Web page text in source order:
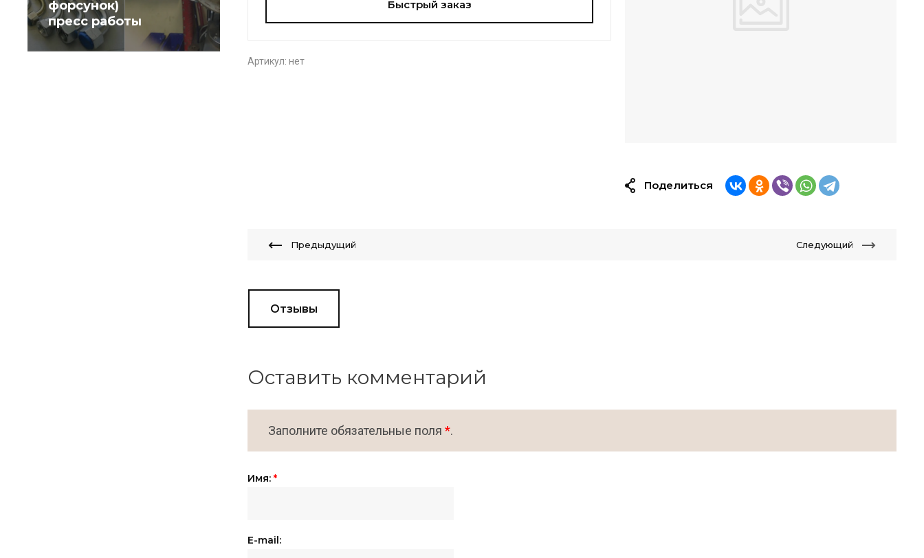
форсунок)
пресс работы
Быстрый заказ
Артикул: нет
Поделиться
Предыдущий Следующий
Отзывы
Оставить комментарий
Заполните обязательные поля *.
Имя: *
E-mail: